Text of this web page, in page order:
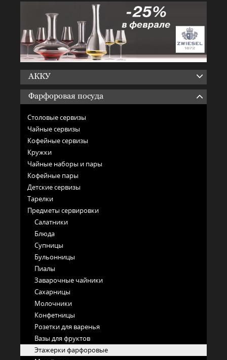
АККУ
Фарфоровая посуда
Столовые сервизы
Чайные сервизы
Кофейные сервизы
Кружки
Чайные наборы и пары
Кофейные пары
Детские сервизы
Тарелки
Предметы сервировки
Салатники
Блюда
Супницы
Бульонницы
Пиалы
Заварочные чайники
Сахарницы
Молочники
Конфетницы
Розетки для варенья
Вазы для фруктов
Этажерки фарфоровые